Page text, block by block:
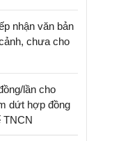
nhận văn bản
chưa cho
lần cho
dứt hợp đồng
TNCN